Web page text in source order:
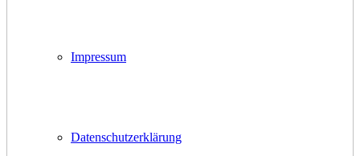
Impressum
Datenschutzerklärung